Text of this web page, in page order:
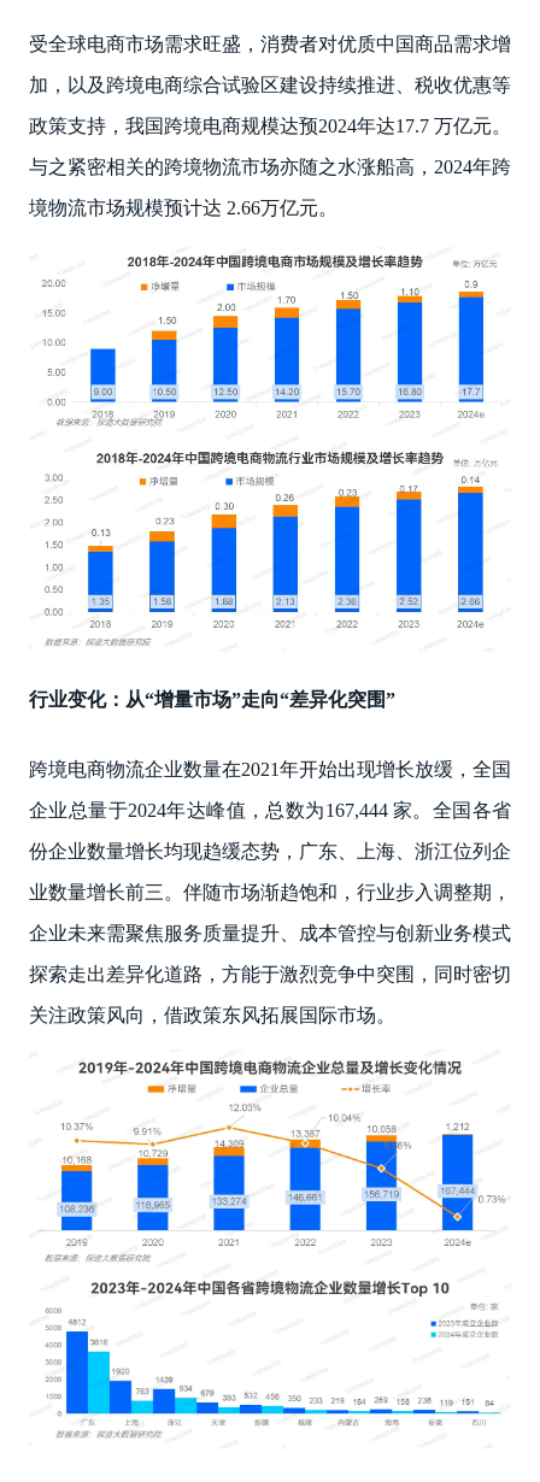
受全球电商市场需求旺盛，消费者对优质中国商品需求增
加，以及跨境电商综合试验区建设持续推进、税收优惠等
政策支持，我国跨境电商规模达预2024年达17.7 万亿元。
与之紧密相关的跨境物流市场亦随之水涨船高，2024年跨
境物流市场规模预计达 2.66万亿元。
行业变化：从“增量市场”走向“差异化突围”
跨境电商物流企业数量在2021年开始出现增长放缓，全国
企业总量于2024年达峰值，总数为167,444 家。全国各省
份企业数量增长均现趋缓态势，广东、上海、浙江位列企
业数量增长前三。伴随市场渐趋饱和，行业步入调整期，
企业未来需聚焦服务质量提升、成本管控与创新业务模式
探索走出差异化道路，方能于激烈竞争中突围，同时密切
关注政策风向，借政策东风拓展国际市场。